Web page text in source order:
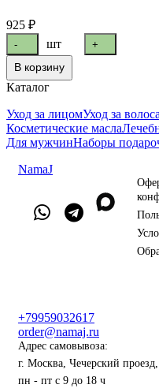
925 ₽
- шт +
В корзину
Каталог
Уход за лицомУход за
Косметические масла
Для мужчинНаборы
NamaJ
+79959032617
order@namaj.ru
Адрес самовывоза:
г. Москва, Чечерский
пн - пт с 9 до 18 ч